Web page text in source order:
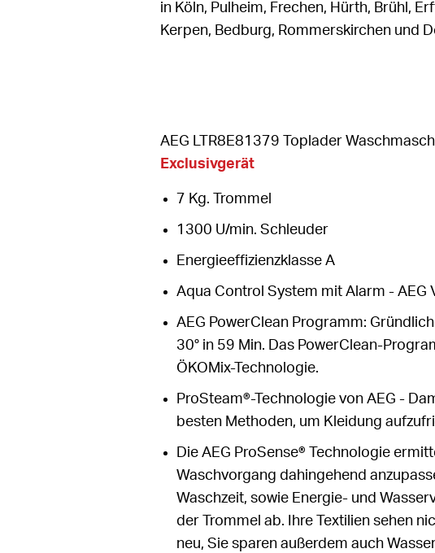
in Köln, Pulheim, Frechen, Hürth, Brühl,
Kerpen, Bedburg, Rommerskirchen und
AEG LTR8E81379 Toplader
Exclusivgerät
7 Kg. Trommel
1300 U/min. Schleuder
Energieeffizienzklasse A
Aqua Control System mit Alarm - AEG
AEG PowerClean Programm:
30° in 59 Min. Das PowerClean-
ÖKOMix-Technologie.
ProSteam®-Technologie von AEG -
besten Methoden, um Kleidung
Die AEG ProSense® Technologie
Waschvorgang dahingehend
Waschzeit, sowie Energie- und
der Trommel ab. Ihre Textilien sehen
neu, Sie sparen außerdem auch